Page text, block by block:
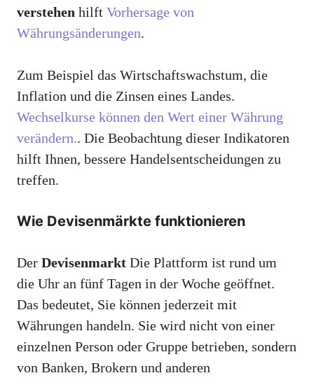
verstehen hilft Vorhersage von
Währungsänderungen.
Zum Beispiel das Wirtschaftswachstum, die
Inflation und die Zinsen eines Landes.
Wechselkurse können den Wert einer Währung
verändern.. Die Beobachtung dieser Indikatoren
hilft Ihnen, bessere Handelsentscheidungen zu
treffen.
Wie Devisenmärkte funktionieren
Der Devisenmarkt Die Plattform ist rund um
die Uhr an fünf Tagen in der Woche geöffnet.
Das bedeutet, Sie können jederzeit mit
Währungen handeln. Sie wird nicht von einer
einzelnen Person oder Gruppe betrieben, sondern
von Banken, Brokern und anderen